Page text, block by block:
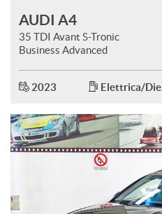
AUDI A4
35 TDI Avant S-Tronic
Business Advanced
2023 Elettrica/Diesel